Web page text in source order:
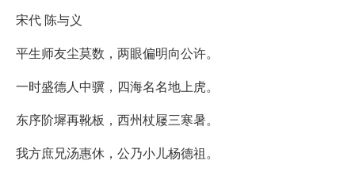
宋代 陈与义
平生师友尘莫数，两眼偏明向公许。
一时盛德人中骥，四海名名地上虎。
东序阶墀再靴板，西州杖屦三寒暑。
我方庶兄汤惠休，公乃小儿杨德祖。